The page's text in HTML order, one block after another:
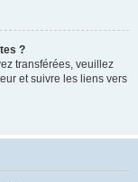
?
transférées, veuillez
et suivre les liens vers